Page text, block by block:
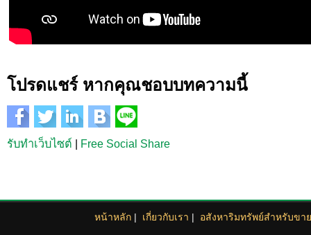
โปรดแชร์ หากคุณชอบบทความนี้
รับทำเว็บไซต์ | Free Social Share
หน้าหลัก| เกี่ยวกับเรา | อสังหาริมทรัพย์สำหรับขาย